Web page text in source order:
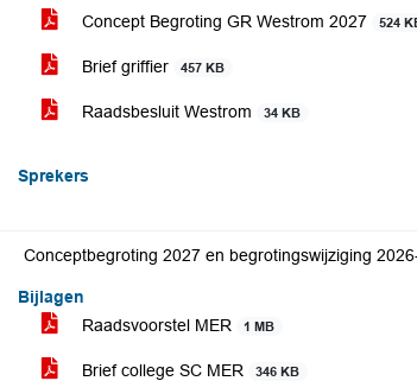
Concept Begroting GR Westrom 2027 524
Brief griffier 457 KB
Raadsbesluit Westrom 34 KB
Sprekers
Conceptbegroting 2027 en begrotingswijziging
Bijlagen
Raadsvoorstel MER
1 MB
Brief college SC MER 346 KB